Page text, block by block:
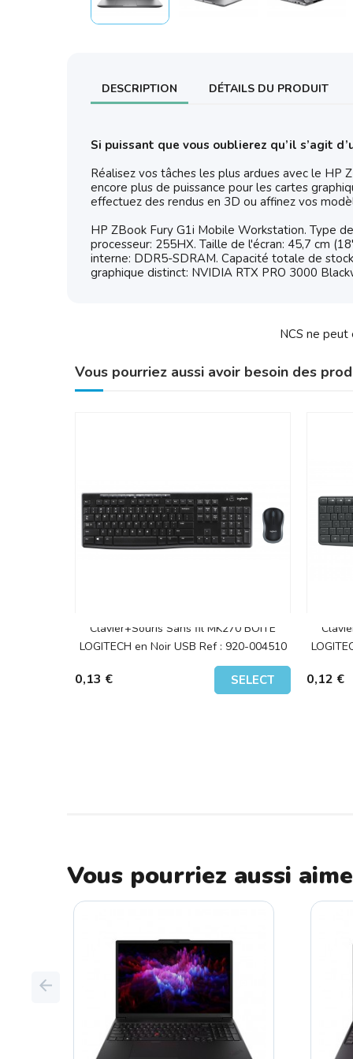
DESCRIPTION DÉTAILS DU PRODUIT
Si puissant que vous oublierez qu’il s’agit
Réalisez vos tâches les plus ardues avec le HP
encore plus de puissance pour les cartes
effectuez des rendus en 3D ou affinez vos
HP ZBook Fury G1i Mobile Workstation. Type
processeur: 255HX. Taille de l'écran: 45,7 cm
interne: DDR5-SDRAM. Capacité totale de
graphique distinct: NVIDIA RTX PRO 3000
NCS ne
Vous pourriez aussi avoir besoin des
Clavier+Souris Sans fil MK270 BOITE
LOGITECH en Noir USB Ref : 920-004510
0,13 € SELECT 0,12 €
Vous pourriez aussi
Previous